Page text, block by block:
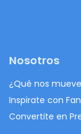
Nosotros
¿Qué nos
Inspirate con
Convertite en